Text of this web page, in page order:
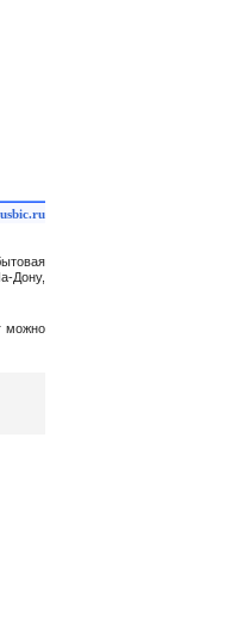
Дону,
можно